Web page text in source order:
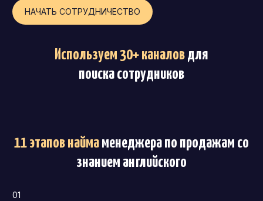
НАЧАТЬ СОТРУДНИЧЕСТВО
Используем 30+ каналовдля
поиска сотрудников
11 этапов наймаменеджера по продажам со
знанием английского
01